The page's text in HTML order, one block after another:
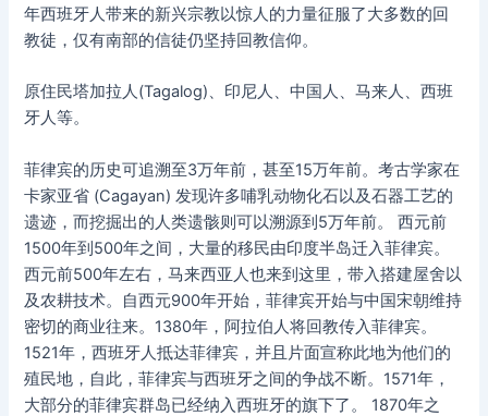
年西班牙人带来的新兴宗教以惊人的力量征服了大多数的回
教徒，仅有南部的信徒仍坚持回教信仰。
原住民塔加拉人(Tagalog)、印尼人、中国人、马来人、西班
牙人等。
菲律宾的历史可追溯至3万年前，甚至15万年前。考古学家在
卡家亚省 (Cagayan) 发现许多哺乳动物化石以及石器工艺的
遗迹，而挖掘出的人类遗骸则可以溯源到5万年前。 西元前
1500年到500年之间，大量的移民由印度半岛迁入菲律宾。
西元前500年左右，马来西亚人也来到这里，带入搭建屋舍以
及农耕技术。自西元900年开始，菲律宾开始与中国宋朝维持
密切的商业往来。1380年，阿拉伯人将回教传入菲律宾。
1521年，西班牙人抵达菲律宾，并且片面宣称此地为他们的
殖民地，自此，菲律宾与西班牙之间的争战不断。1571年，
大部分的菲律宾群岛已经纳入西班牙的旗下了。 1870年之